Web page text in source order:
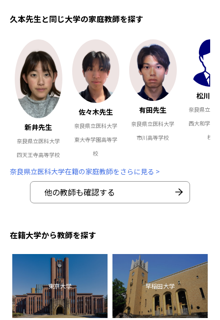
久本先生と同じ大学の家庭教師を探す
新井先生
奈良県立医科大学
四天王寺高等学校
佐々木先生
奈良県立医科大学
東大寺学園高等学
校
有田先生
奈良県立医科大学
市川高等学校
松川先
奈良県立医
西大和学園
校
奈良県立医科大学在籍の家庭教師をさらに見る >
他の教師も確認する
在籍大学から教師を探す
東京大学 早稲田大学